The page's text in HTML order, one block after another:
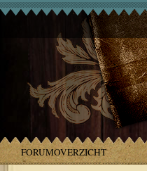
FORUMOVERZICHT